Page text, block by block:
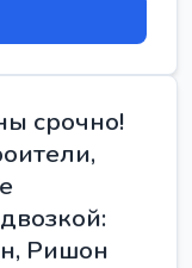
срочно!
Ришон